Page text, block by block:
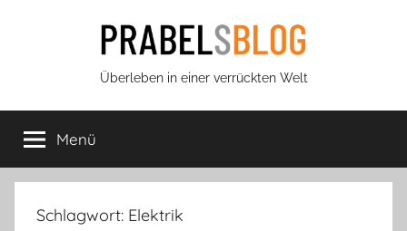
Prabels
Blog
Überleben in einer verrückten Welt
Menü
Schlagwort: Elektrik